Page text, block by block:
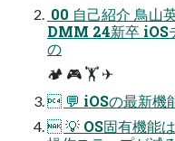
 00 自己紹介 鳥
DMM 24新卒 iOS
の
🏕 🎮 🏋 ✈
 💬 iOSの最新機
 💡 OS固有機能